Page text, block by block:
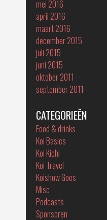
mei 2016
april 2016
maart 2016
december 2015
juli 2015
juni 2015
oktober 2011
september 2011
CATEGORIEËN
Food & drinks
Koi Basics
Koi Kichi
Koi Travel
Koishow Goes
Misc
Podcasts
Sponsoren